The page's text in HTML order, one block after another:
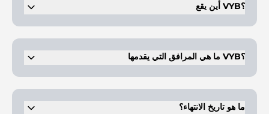
أين يقع VYB؟
ما هي المرافق التي يقدمها VYB؟
المشتركة المريحة والحدائق ذات المناظر الطبيعية ومناطق لعب الأطفال
والأمن على مدار الساعة طوال أيام الأسبوع.
ما هو تاريخ الانتهاء؟